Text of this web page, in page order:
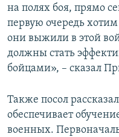
на полях боя, прямо
первую очередь
они выжили в этой
должны стать
бойцами», – сказал
Также посол
обеспечивает
военных.